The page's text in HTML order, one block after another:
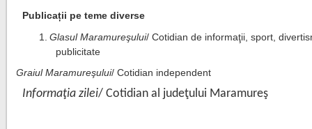
Publicații pe teme diverse
1.
Glasul Maramureşului/ Cotidian de informaţii, sport,
publicitate
Graiul Maramureşului/ Cotidian independent
Informaţia zilei/ Cotidian al judeţului Maramureş